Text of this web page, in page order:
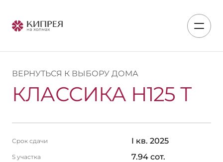
ВЕРНУТЬСЯ К ВЫБОРУ ДОМА
КЛАССИКА Н125 Т
Срок сдачи I кв. 2025
S участка 7.94 сот.